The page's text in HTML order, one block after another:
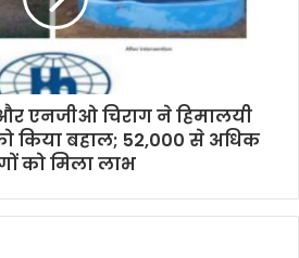
एनजीओ चिराग ने हिमालयी
को किया बहाल; 52,000 से अधिक
को मिला लाभ